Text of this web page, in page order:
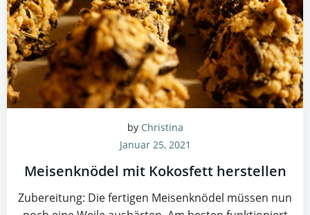
by Christina
Januar 25, 2021
Meisenknödel mit Kokosfett herstellen
Zubereitung: Die fertigen Meisenknödel müssen nun